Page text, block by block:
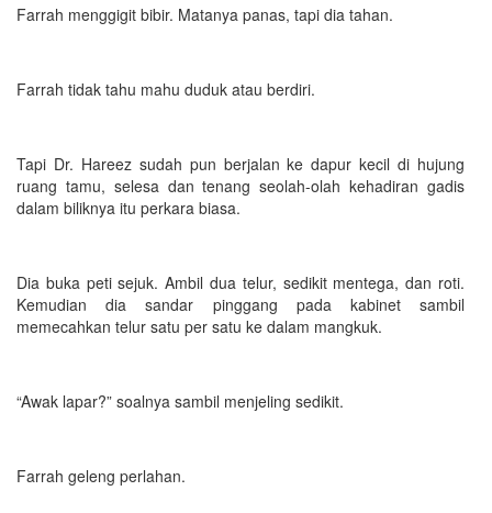
Farrah menggigit bibir. Matanya panas, tapi dia tahan.
Farrah tidak tahu mahu duduk atau berdiri.
Tapi Dr. Hareez sudah pun berjalan ke dapur kecil di hujung
ruang tamu, selesa dan tenang seolah-olah kehadiran gadis
dalam biliknya itu perkara biasa.
Dia buka peti sejuk. Ambil dua telur, sedikit mentega, dan roti.
Kemudian dia sandar pinggang pada kabinet sambil
memecahkan telur satu per satu ke dalam mangkuk.
“Awak lapar?” soalnya sambil menjeling sedikit.
Farrah geleng perlahan.